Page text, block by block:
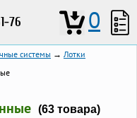
76 0
системы → Лотки
(63 товара)